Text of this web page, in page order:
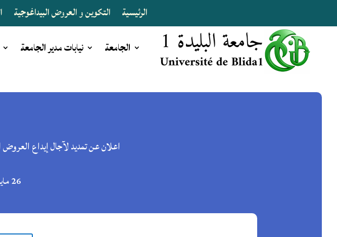
الرئيسية التكوين و العروض البيداغوجية
الجامعة نيابات مدير الجامعة
اعلان عن تمديد لآجال إيداع العروض
26 مايو 2026